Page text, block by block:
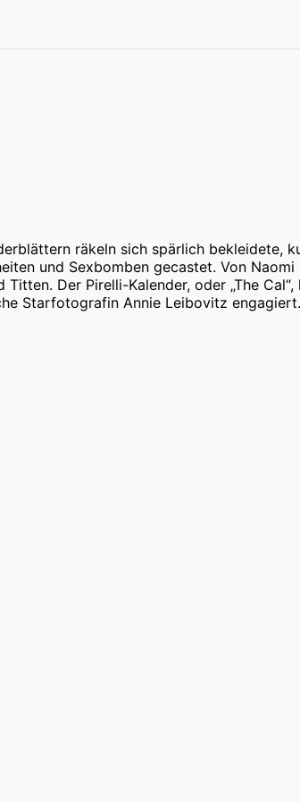
räkeln sich spärlich bekleidete,
und Sexbomben gecastet. Von
Der Pirelli-Kalender, oder „The
Starfotografin Annie Leibovitz